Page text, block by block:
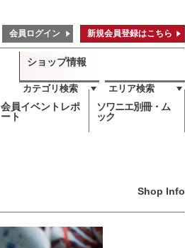
会員ログイン 新規会員登録はこちら
ショップ情報
カテゴリ検索 エリア検索
会員イベントレポ
ート
ソワニエ別冊・ム
ック
Shop Info